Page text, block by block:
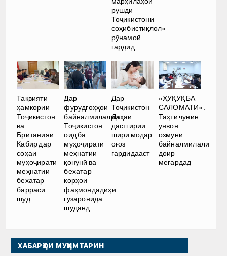
рушди
Тоҷикистони
соҳибистиқлол»
рӯнамоӣ
гардид
Тақвияти
ҳамкории
Тоҷикистон
ва
Британияи
Кабир дар
соҳаи
муҳоҷирати
меҳнатии
бехатар
баррасӣ
шуд
Дар
фурудгоҳҳои
байналмилалии
Тоҷикистон
оид ба
муҳоҷирати
меҳнатии
қонунӣ ва
бехатар
корҳои
фаҳмондадиҳӣ
гузаронида
шуданд
Дар
Тоҷикистон
Даҳаи
дастгирии
шири модар
оғоз
гардидааст
«ҲУҚУҚ БА
САЛОМАТӢ».
Таҳти чунин
унвон
озмуни
байналмилалӣ
доир
мегардад
ХАБАРҲОИ МУҲИМТАРИН